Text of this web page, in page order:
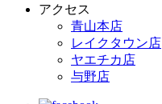
アクセス
青山本店
レイクタウン店
ヤエチカ店
与野店